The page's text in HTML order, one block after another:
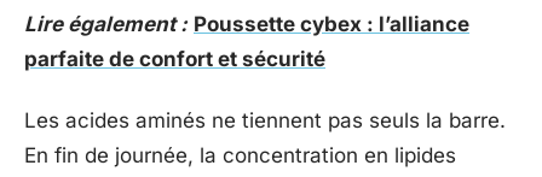
Lire également : Poussette cybex : l’alliance
parfaite de confort et sécurité
Les acides aminés ne tiennent pas seuls la barre.
En fin de journée, la concentration en lipides